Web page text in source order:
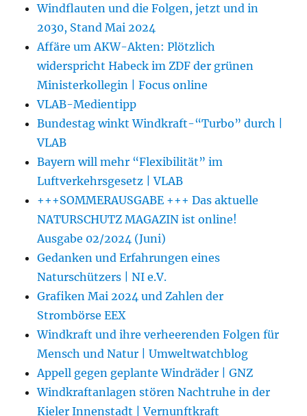
Windflauten und die Folgen, jetzt und in
2030, Stand Mai 2024
Affäre um AKW-Akten: Plötzlich
widerspricht Habeck im ZDF der grünen
Ministerkollegin | Focus online
VLAB-Medientipp
Bundestag winkt Windkraft-“Turbo” durch |
VLAB
Bayern will mehr “Flexibilität” im
Luftverkehrsgesetz | VLAB
+++SOMMERAUSGABE +++ Das aktuelle
NATURSCHUTZ MAGAZIN ist online!
Ausgabe 02/2024 (Juni)
Gedanken und Erfahrungen eines
Naturschützers | NI e.V.
Grafiken Mai 2024 und Zahlen der
Strombörse EEX
Windkraft und ihre verheerenden Folgen für
Mensch und Natur | Umweltwatchblog
Appell gegen geplante Windräder | GNZ
Windkraftanlagen stören Nachtruhe in der
Kieler Innenstadt | Vernunftkraft